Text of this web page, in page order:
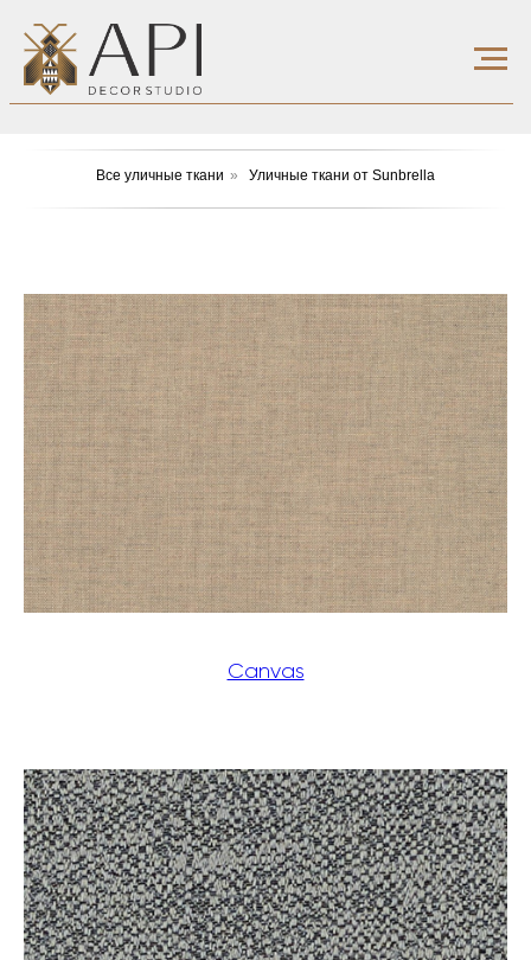
Все уличные ткани » Уличные ткани от Sunbrella
Canvas